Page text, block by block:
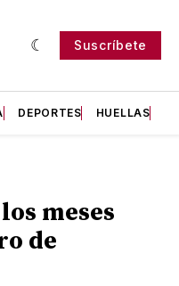
Suscríbete
DEPORTES HUELLAS
meses
de